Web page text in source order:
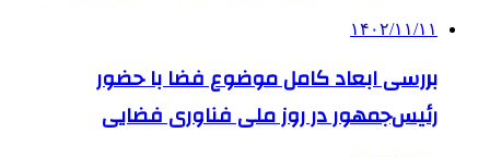
۱۴۰۲/۱۱/۱۱
بررسی ابعاد کامل موضوع فضا با حضور
رئیس‌جمهور در روز ملی فناوری فضایی